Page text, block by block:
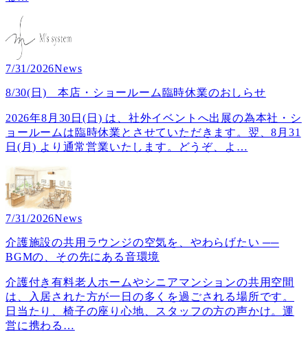
7/31/2026News
8/30(日) 本店・ショールーム臨時休業のおしらせ
2026年8月30日(日) は、社外イベントへ出展の為本社・シ
ョールームは臨時休業とさせていただきます。翌、8月31
日(月) より通常営業いたします。どうぞ、よ …
7/31/2026News
介護施設の共用ラウンジの空気を、やわらげたい ──
BGMの、その先にある音環境
介護付き有料老人ホームやシニアマンションの共用空間
は、入居された方が一日の多くを過ごされる場所です。
日当たり、椅子の座り心地、スタッフの方の声かけ。運
営に携わる …